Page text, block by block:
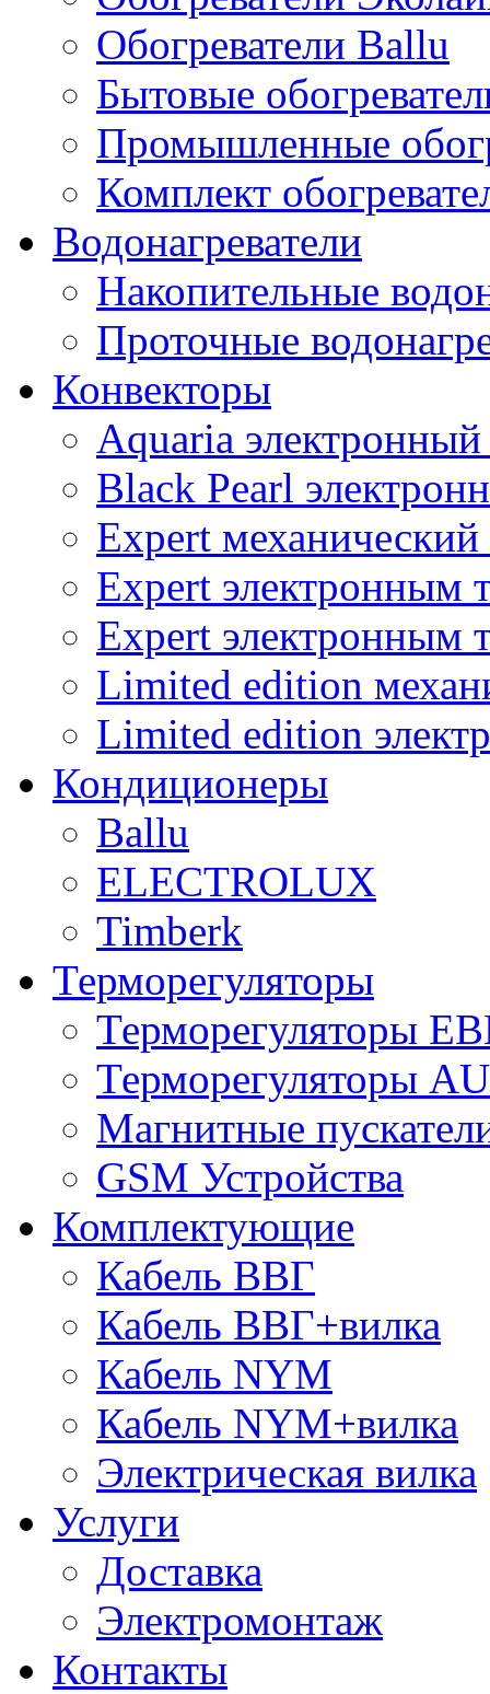
Обогреватели Ballu
Бытовые
Промышленные
Комплект
Водонагреватели
Накопительные
Проточные
Конвекторы
Aquaria
Black Pearl
Expert механический
Expert электронным
Expert электронным
Limited edition
Limited edition
Кондиционеры
Ballu
ELECTROLUX
Timberk
Терморегуляторы
Терморегуляторы
Терморегуляторы
Магнитные
GSM Устройства
Комплектующие
Кабель ВВГ
Кабель ВВГ+вилка
Кабель NYM
Кабель NYM+вилка
Электрическая вилка
Услуги
Доставка
Электромонтаж
Контакты